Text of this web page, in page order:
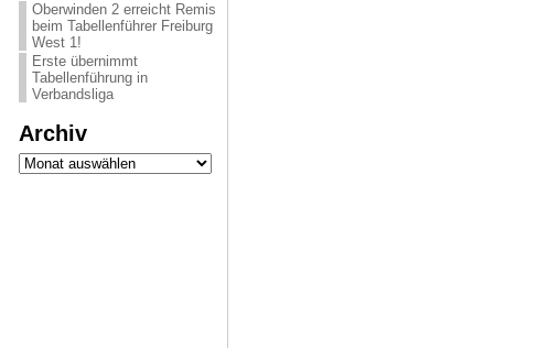
Oberwinden 2 erreicht Remis
beim Tabellenführer Freiburg
West 1!
Erste übernimmt
Tabellenführung in
Verbandsliga
Archiv
Archiv